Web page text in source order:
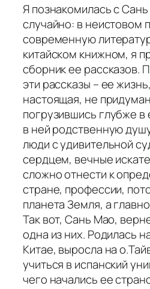
Я познакомилась с
случайно: в неистовом
современную
китайском книжном, я
сборник ее рассказов.
эти рассказы – ее
настоящая, не
погрузившись глубже в
в ней родственную
люди с удивительной
сердцем, вечные
сложно отнести к
стране, профессии,
планета Земля, а
Так вот, Сань Мао,
одна из них. Родилась
Китае, выросла на
учиться в испанский
чего начались ее